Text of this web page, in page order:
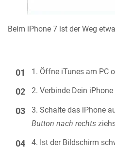
Beim iPhone 7 ist der Weg
Öffne iTunes am PC
Verbinde Dein
Schalte das iPhone
Button nach rechts
Ist der Bildschirm